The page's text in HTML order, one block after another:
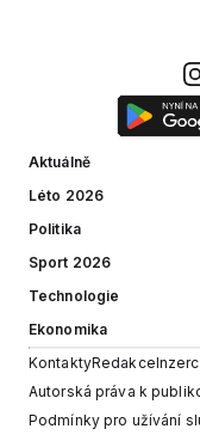
Aktuálně
Léto 2026
Politika
Sport 2026
Technologie
Ekonomika
KontaktyRedakce
Autorská práva k
Podmínky pro užívání